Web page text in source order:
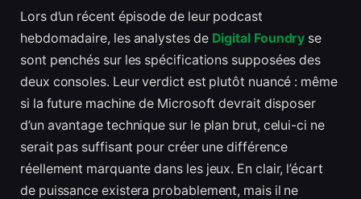
Lors d’un récent épisode de leur podcast
hebdomadaire, les analystes de Digital Foundry se
sont penchés sur les spécifications supposées des
deux consoles. Leur verdict est plutôt nuancé : même
si la future machine de Microsoft devrait disposer
d’un avantage technique sur le plan brut, celui-ci ne
serait pas suffisant pour créer une différence
réellement marquante dans les jeux. En clair, l’écart
de puissance existera probablement, mais il ne